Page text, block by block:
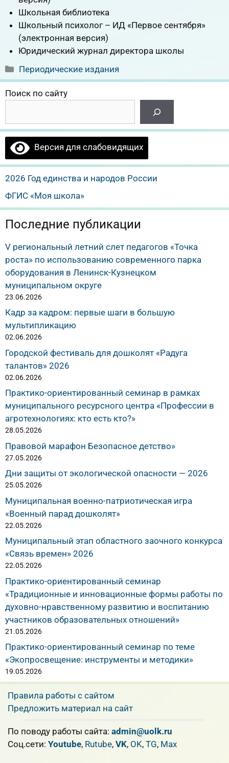
Школьная библиотека
Школьный психолог – ИД «Первое сентября»
(электронная версия)
Юридический журнал директора школы
Рубрики
Периодические издания
Поиск по сайту
Версия для слабовидящих
2026 Год единства и народов России
ФГИС «Моя школа»
Последние публикации
V региональный летний слет педагогов «Точка
роста» по использованию современного парка
оборудования в Ленинск-Кузнецком
муниципальном округе
23.06.2026
Кадр за кадром: первые шаги в большую
мультипликацию
02.06.2026
Городской фестиваль для дошколят «Радуга
талантов» 2026
02.06.2026
Практико-ориентированный семинар в рамках
муниципального ресурсного центра «Профессии в
агротехнологиях: кто есть кто?»
28.05.2026
Правовой марафон Безопасное детство»
27.05.2026
Дни защиты от экологической опасности — 2026
25.05.2026
Муниципальная военно-патриотическая игра
«Военный парад дошколят»
22.05.2026
Муниципальный этап областного заочного конкурса
«Связь времен» 2026
22.05.2026
Практико-ориентированный семинар
«Традиционные и инновационные формы работы по
духовно-нравственному развитию и воспитанию
участников образовательных отношений»
21.05.2026
Практико-ориентированный семинар по теме
«Экопросвещение: инструменты и методики»
19.05.2026
Правила работы с сайтом
Предложить материал на сайт
По поводу работы сайта: admin@uolk.ru
Cоц.сети: Youtube, Rutube, VK, OK, TG, Max